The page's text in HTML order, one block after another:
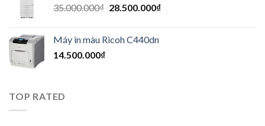
35.000.000₫ 28.500.000₫
Máy in màu Ricoh C440dn
14.500.000₫
TOP RATED